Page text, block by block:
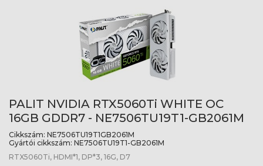
PALIT NVIDIA RTX5060Ti WHITE OC
16GB GDDR7 - NE7506TU19T1-GB2061M
Cikkszám: NE7506TU19T1GB2061M
Gyártói cikkszám: NE7506TU19T1-GB2061M
RTX5060Ti, HDMI*1, DP*3, 16G, D7